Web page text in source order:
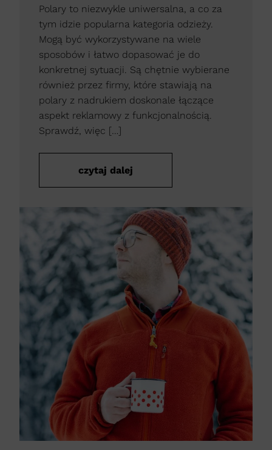
Polary to niezwykle uniwersalna, a co za
tym idzie popularna kategoria odzieży.
Mogą być wykorzystywane na wiele
sposobów i łatwo dopasować je do
konkretnej sytuacji. Są chętnie wybierane
również przez firmy, które stawiają na
polary z nadrukiem doskonale łączące
aspekt reklamowy z funkcjonalnością.
Sprawdź, więc […]
czytaj dalej